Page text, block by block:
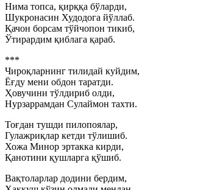
Нима топса, қирққа бўларди,
Шукронасин Худодога йўллаб.
Қачон борсам тўйчопон тикиб,
Ўтирардим қиблага қараб.
***
Чироқларнинг тилидай куйдим,
Ёғду мени обдон таратди.
Ҳовучини тўлдириб олди,
Нурзаррамдан Сулаймон тахти.
Тоғдан тушди пилопоялар,
Гулажриқлар кетди тўлишиб.
Хожа Минор эртакка кирди,
Қанотини қушларга қўшиб.
Вақтоларлар додини бердим,